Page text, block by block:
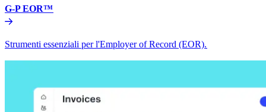
G-P EOR™​​
Strumenti essenziali per l'Employer of Record (EOR).​​